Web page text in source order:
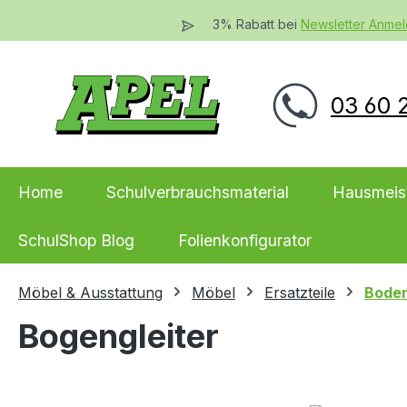
Zur Hauptnavigation springen3% Rabatt bei Newsletter
03 60
Home Schulverbrauchsmaterial
SchulShop Blog Folienkonfigurator
Möbel & Ausstattung Möbel Ersatzteile
Bogengleiter